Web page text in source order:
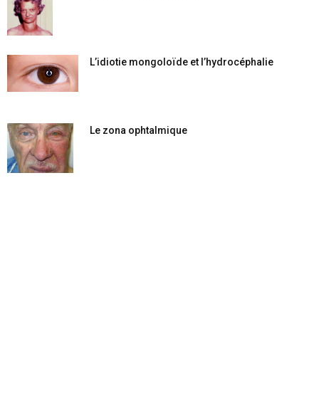
L’idiotie mongoloïde et l’hydrocéphalie
Le zona ophtalmique